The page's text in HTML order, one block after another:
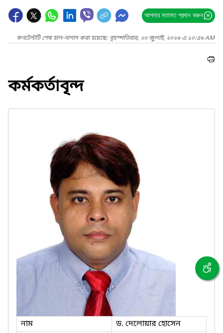
আপনার মতামত প্রদান করুন
কনটেন্টটি শেষ হাল-নাগাদ করা হয়েছে: বৃহস্পতিবার, ২৩ জুলাই, ২০২৬ এ ১০:৫৬ AM
কর্মকর্তাবৃন্দ
নাম
ড. দেলোয়ার হোসেন